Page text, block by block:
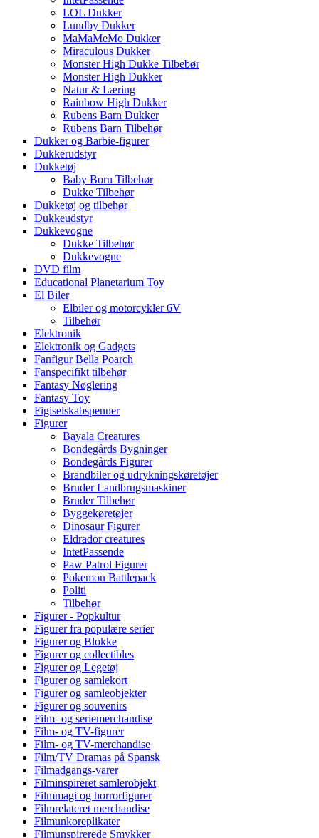
LOL Dukker
Lundby Dukker
MaMaMeMo Dukker
Miraculous Dukker
Monster High Dukke Tilbebør
Monster High Dukker
Natur & Læring
Rainbow High Dukker
Rubens Barn Dukker
Rubens Barn Tilbehør
Dukker og Barbie-figurer
Dukkerudstyr
Dukketøj
Baby Born Tilbehør
Dukke Tilbehør
Dukketøj og tilbehør
Dukkeudstyr
Dukkevogne
Dukke Tilbehør
Dukkevogne
DVD film
Educational Planetarium Toy
El Biler
Elbiler og motorcykler 6V
Tilbehør
Elektronik
Elektronik og Gadgets
Fanfigur Bella Poarch
Fanspecifikt tilbehør
Fantasy Nøglering
Fantasy Toy
Figiselskabspenner
Figurer
Bayala Creatures
Bondegårds Bygninger
Bondegårds Figurer
Brandbiler og udrykningskøretøjer
Bruder Landbrugsmaskiner
Bruder Tilbehør
Byggekøretøjer
Dinosaur Figurer
Eldrador creatures
IntetPassende
Paw Patrol Figurer
Pokemon Battlepack
Politi
Tilbehør
Figurer - Popkultur
Figurer fra populære serier
Figurer og Blokke
Figurer og collectibles
Figurer og Legetøj
Figurer og samlekort
Figurer og samleobjekter
Figurer og souvenirs
Film- og seriemerchandise
Film- og TV-figurer
Film- og TV-merchandise
Film/TV Dramas på Spansk
Filmadgangs-varer
Filminspireret samlerobjekt
Filmmagi og horrorfigurer
Filmrelateret merchandise
Filmunkoreplikater
Filmunspirerede Smykker